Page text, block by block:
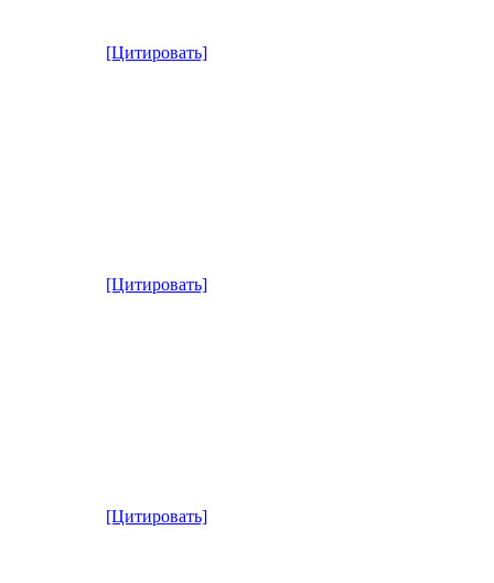
[Цитировать]
[Цитировать]
[Цитировать]